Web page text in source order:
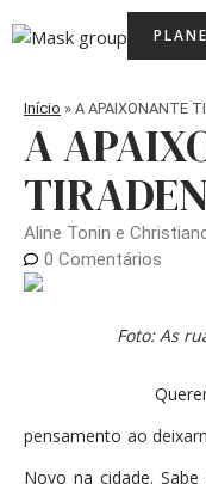
para
Início » A APAIXONANTE
A
Aline Tonin e
0 Comentários
Foto: As
Queremos
pensamento ao
Novo na cidade.